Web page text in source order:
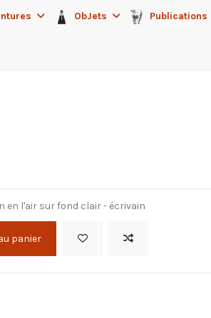
ObJets Publications
en l'air sur fond clair - écrivain
panier